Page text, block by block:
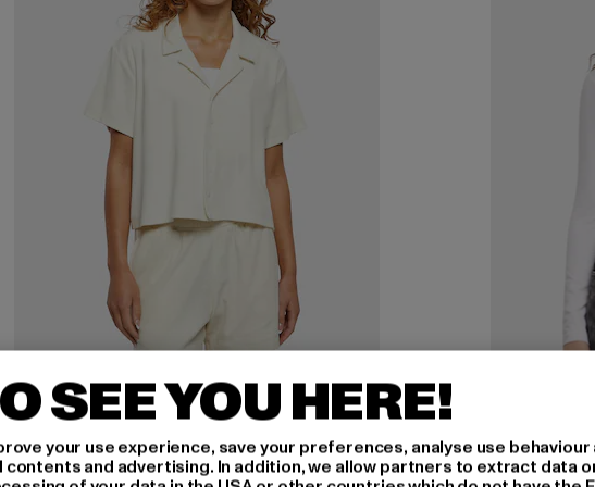
URBAN CLASSICS
Towel Resort
22,00 EUR
Derzeitiger Preis: 22,00 EUR
54,99 EURAktionspreis: 54,99 EUR KARL
Chest
SEE YOU HERE!
your use experience, save your preferences, analyse use
and advertising. In addition, we allow partners to extract data